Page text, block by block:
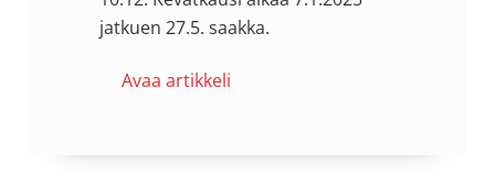
jatkuen 27.5. saakka.
Avaa artikkeli